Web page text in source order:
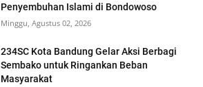
Penyembuhan Islami di Bondowoso
Minggu, Agustus 02, 2026
234SC Kota Bandung Gelar Aksi Berbagi
Sembako untuk Ringankan Beban
Masyarakat